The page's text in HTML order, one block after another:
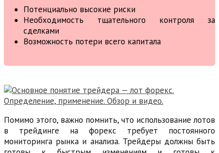
Потенциально высокие риски
Необходимость тщательного контроля за
сделками
Возможность потери всего капитала
Помимо этого, важно помнить, что использование лотов
в трейдинге на форекс требует постоянного
мониторинга рынка и анализа. Трейдеры должны быть